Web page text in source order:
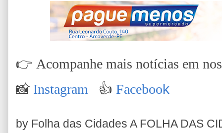
👉 Acompanhe mais notícias em
📸 Instagram 👍 Facebook
by Folha das Cidades A FOLHA DAS